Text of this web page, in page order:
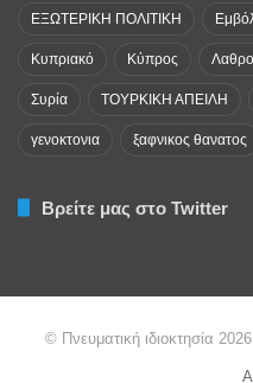
ΕΞΩΤΕΡΙΚΗ ΠΟΛΙΤΙΚΗ
Κυπριακό Κύπρος
Συρία ΤΟΥΡΚΙΚΗ ΑΠΕΙΛΗ
γενοκτονια ξαφνικος θανατος
Βρείτε μας στο Twitter
© Πνευματική ιδιοκτησία